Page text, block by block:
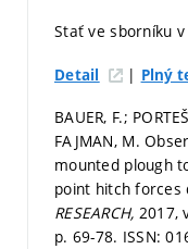
Stať ve sborníku v
Detail | Plný
BAUER, F.;
FAJMAN, M.
mounted plough
point hitch forces
RESEARCH, 2017,
p. 69-78. ISSN: